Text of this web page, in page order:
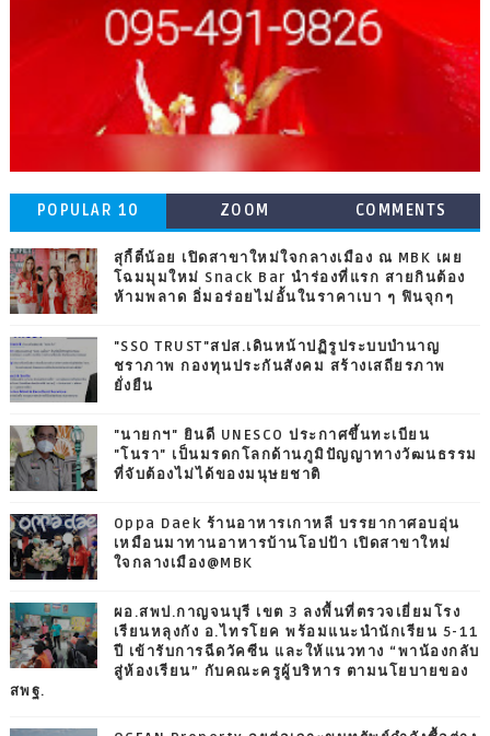
POPULAR 10 ZOOM COMMENTS
สุกี้ตี๋น้อย เปิดสาขาใหม่ใจกลางเมือง ณ MBK เผย
โฉมมุมใหม่ Snack Bar นำร่องที่แรก สายกินต้อง
ห้ามพลาด อิ่มอร่อยไม่อั้นในราคาเบา ๆ ฟินจุกๆ
"SSO TRUST"สปส.เดินหน้าปฏิรูประบบบำนาญ
ชราภาพ กองทุนประกันสังคม สร้างเสถียรภาพ
ยั่งยืน
"นายกฯ" ยินดี UNESCO ประกาศขึ้นทะเบียน
"โนรา" เป็นมรดกโลกด้านภูมิปัญญาทางวัฒนธรรม
ที่จับต้องไม่ได้ของมนุษยชาติ
Oppa Daek ร้านอาหารเกาหลี บรรยากาศอบอุ่น
เหมือนมาทานอาหารบ้านโอปป้า เปิดสาขาใหม่
ใจกลางเมือง@MBK
ผอ.สพป.กาญจนบุรี เขต 3 ลงพื้นที่ตรวจเยี่ยมโรง
เรียนหลุงกัง อ.ไทรโยค พร้อมแนะนำนักเรียน 5-11
ปี เข้ารับการฉีดวัคซีน และให้แนวทาง “พาน้องกลับ
สู่ห้องเรียน” กับคณะครูผู้บริหาร ตามนโยบายของ
สพฐ.